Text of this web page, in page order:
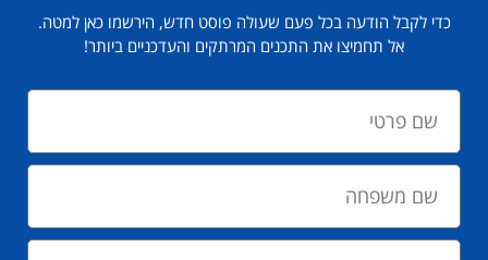
כדי לקבל הודעה בכל פעם שעולה פוסט חדש, הירשמו כאן למטה.
אל תחמיצו את התכנים המרתקים והעדכניים ביותר!